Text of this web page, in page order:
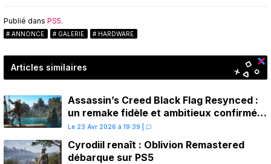
Publié dans PS5.
ANNONCE GALERIE HARDWARE
Articles similaires
Assassin’s Creed Black Flag Resynced :
un remake fidèle et ambitieux confirmé
pour juillet sur PS5
Le 23 Avr 2026 à 19:39
Cyrodiil renaît : Oblivion Remastered
débarque sur PS5